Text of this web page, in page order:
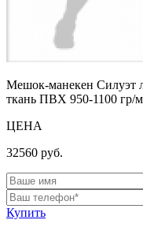
Мешок-манекен Силуэт
ткань ПВХ 950-1100 гр/
ЦЕНА
32560 руб.
Купить